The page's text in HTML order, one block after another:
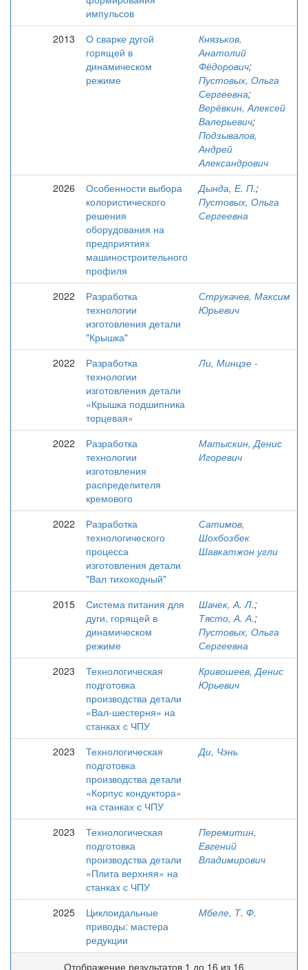
импульсов
2013
О сварке дугой
горящей в
динамическом
режиме
Князьков,
Анатолий
Фёдорович;
Пустовых, Ольга
Сергеевна;
Верёвкин, Алексей
Валерьевич;
Подзывалов,
Андрей
Александрович
2026
Особенности выбора
колористического
решения
оборудования на
предприятиях
машиностроительного
профиля
Дында, Е. П.;
Пустовых, Ольга
Сергеевна
2022
Разработка
технологии
изготовления детали
"Крышка"
Струкачев, Максим
Юрьевич
2022
Разработка
технологии
изготовления детали
«Крышка подшипника
торцевая»
Ли, Минцзе -
2022
Разработка
технологии
изготовления
распределителя
кремового
Матыскин, Денис
Игоревич
2022
Разработка
технологического
процесса
изготовления детали
"Вал тихоходный"
Сатимов,
Шохбозбек
Шавкатжон угли
2015
Система питания для
дуги, горящей в
динамическом
режиме
Шачек, А. Л.;
Тясто, А. А.;
Пустовых, Ольга
Сергеевна
2023
Технологическая
подготовка
производства детали
«Вал-шестерня» на
станках с ЧПУ
Кривошеев, Денис
Юрьевич
2023
Технологическая
подготовка
производства детали
«Корпус кондуктора»
на станках с ЧПУ
Ди, Чэнь
2023
Технологическая
подготовка
производства детали
«Плита верхняя» на
станках с ЧПУ
Перемитин,
Евгений
Владимирович
2025
Циклоидальные
приводы: мастера
редукции
Мбеле, Т. Ф.
Отображение результатов 1 до 16 из 16